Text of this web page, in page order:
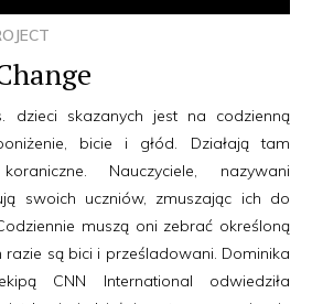
dzieci skazanych jest na codzienną
bicie i głód. Działają tam
Nauczyciele, nazywani
swoich uczniów, zmuszając ich do
muszą oni zebrać określoną
są bici i prześladowani. Dominika
CNN International odwiedziła